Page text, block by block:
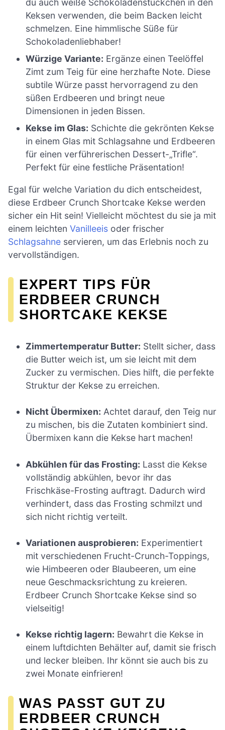
du auch weiße Schokoladenstückchen in den
Keksen verwenden, die beim Backen leicht
schmelzen. Eine himmlische Süße für
Schokoladenliebhaber!
Würzige Variante: Ergänze einen Teelöffel
Zimt zum Teig für eine herzhafte Note. Diese
subtile Würze passt hervorragend zu den
süßen Erdbeeren und bringt neue
Dimensionen in jeden Bissen.
Kekse im Glas: Schichte die gekrönten Kekse
in einem Glas mit Schlagsahne und Erdbeeren
für einen verführerischen Dessert-„Trifle“.
Perfekt für eine festliche Präsentation!
Egal für welche Variation du dich entscheidest,
diese Erdbeer Crunch Shortcake Kekse werden
sicher ein Hit sein! Vielleicht möchtest du sie ja mit
einem leichten Vanilleeis oder frischer
Schlagsahne servieren, um das Erlebnis noch zu
vervollständigen.
EXPERT TIPS FÜR
ERDBEER CRUNCH
SHORTCAKE KEKSE
Zimmertemperatur Butter: Stellt sicher, dass
die Butter weich ist, um sie leicht mit dem
Zucker zu vermischen. Dies hilft, die perfekte
Struktur der Kekse zu erreichen.
Nicht Übermixen: Achtet darauf, den Teig nur
zu mischen, bis die Zutaten kombiniert sind.
Übermixen kann die Kekse hart machen!
Abkühlen für das Frosting: Lasst die Kekse
vollständig abkühlen, bevor ihr das
Frischkäse-Frosting auftragt. Dadurch wird
verhindert, dass das Frosting schmilzt und
sich nicht richtig verteilt.
Variationen ausprobieren: Experimentiert
mit verschiedenen Frucht-Crunch-Toppings,
wie Himbeeren oder Blaubeeren, um eine
neue Geschmacksrichtung zu kreieren.
Erdbeer Crunch Shortcake Kekse sind so
vielseitig!
Kekse richtig lagern: Bewahrt die Kekse in
einem luftdichten Behälter auf, damit sie frisch
und lecker bleiben. Ihr könnt sie auch bis zu
zwei Monate einfrieren!
WAS PASST GUT ZU
ERDBEER CRUNCH